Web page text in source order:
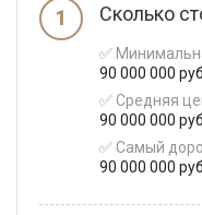
Сколько
✅
90 000 000 руб.
✅ Средняя
90 000 000 руб.
✅ Самый
90 000 000 руб.